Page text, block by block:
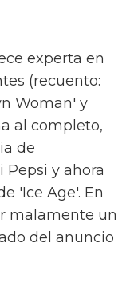
experta en
(recuento:
Woman' y
al completo,
de
Pepsi y ahora
'Ice Age'. En
malamente un
del anuncio